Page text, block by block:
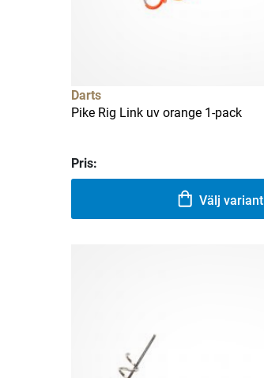
Darts
Pike Rig Link uv orange 1-pack
Pris:
Välj variant